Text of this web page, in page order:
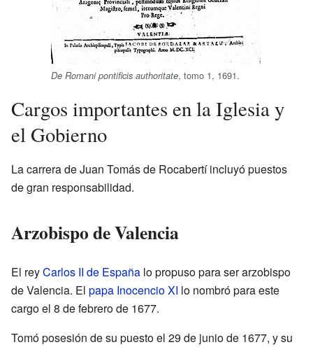
De Romani pontificis authoritate, tomo 1, 1691.
Cargos importantes en la Iglesia y
el Gobierno
La carrera de Juan Tomás de Rocabertí incluyó puestos
de gran responsabilidad.
Arzobispo de Valencia
El reyCarlos II de España lo propuso para ser arzobispo
de Valencia. El papa Inocencio XI lo nombró para este
cargo el 8 de febrero de 1677.
Tomó posesión de su puesto el 29 de junio de 1677, y su